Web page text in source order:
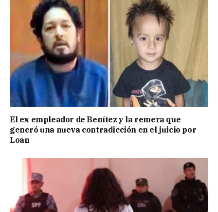
El ex empleador de Benítez y la remera que
generó una nueva contradicción en el juicio por
Loan